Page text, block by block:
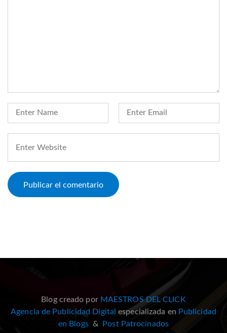
Blog creado por MAESTROS DEL CLICK
Agencia de Publicidad Digital especializada en Publicidad
en Blogs& Post Patrocinados